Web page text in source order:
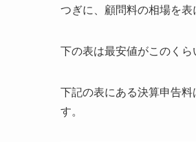
つぎに、顧問料の相場を表
下の表は最安値がこのく
下記の表にある決算申告
す。